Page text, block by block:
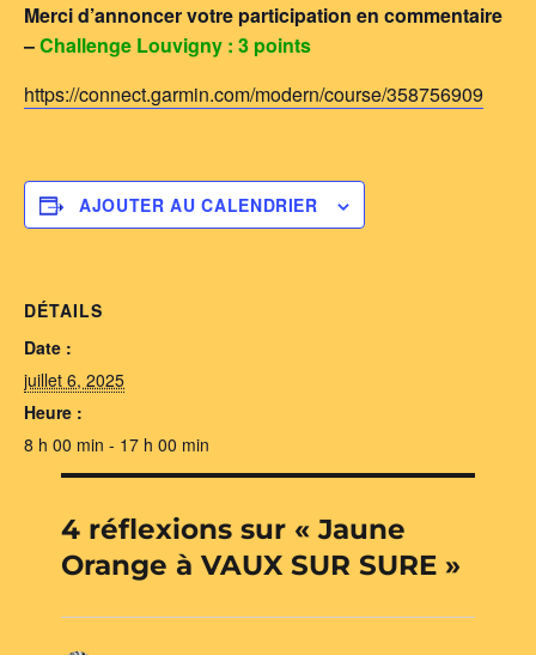
Merci d’annoncer votre participation en commentaire
–Challenge Louvigny : 3 points
https://connect.garmin.com/modern/course/358756909
AJOUTER AU CALENDRIER
DÉTAILS
Date :
juillet 6, 2025
Heure :
8 h 00 min - 17 h 00 min
4 réflexions sur « Jaune
Orange à VAUX SUR SURE »